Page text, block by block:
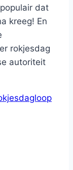
dat
kreeg! En
rokjesdag
autoriteit